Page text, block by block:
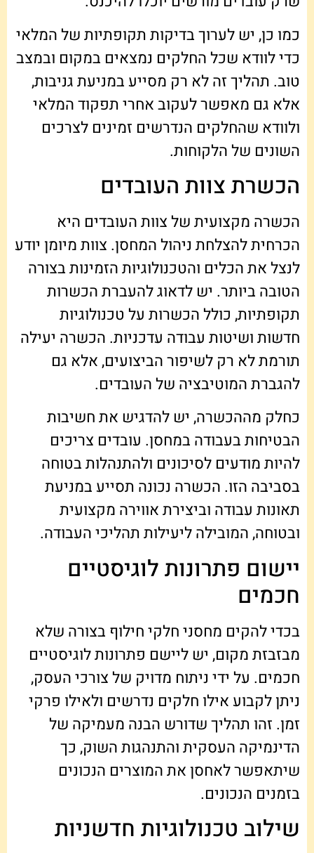
כמו כן, יש לערוך בדיקות תקופתיות של המלאי
כדי לוודא שכל החלקים נמצאים במקום ובמצב
טוב. תהליך זה לא רק מסייע במניעת גניבות,
אלא גם מאפשר לעקוב אחרי תפקוד המלאי
ולוודא שהחלקים הנדרשים זמינים לצרכים
השונים של הלקוחות.
הכשרת צוות העובדים
הכשרה מקצועית של צוות העובדים היא
הכרחית להצלחת ניהול המחסן. צוות מיומן יודע
לנצל את הכלים והטכנולוגיות הזמינות בצורה
הטובה ביותר. יש לדאוג להעברת הכשרות
תקופתיות, כולל הכשרות על טכנולוגיות
חדשות ושיטות עבודה עדכניות. הכשרה יעילה
תורמת לא רק לשיפור הביצועים, אלא גם
להגברת המוטיבציה של העובדים.
כחלק מההכשרה, יש להדגיש את חשיבות
הבטיחות בעבודה במחסן. עובדים צריכים
להיות מודעים לסיכונים ולהתנהלות בטוחה
בסביבה הזו. הכשרה נכונה תסייע במניעת
תאונות עבודה וביצירת אווירה מקצועית
ובטוחה, המובילה ליעילות תהליכי העבודה.
יישום פתרונות לוגיסטיים
חכמים
בכדי להקים מחסני חלקי חילוף בצורה שלא
מבזבזת מקום, יש ליישם פתרונות לוגיסטיים
חכמים. על ידי ניתוח מדויק של צורכי העסק,
ניתן לקבוע אילו חלקים נדרשים ולאילו פרקי
זמן. זהו תהליך שדורש הבנה מעמיקה של
הדינמיקה העסקית והתנהגות השוק, כך
שיתאפשר לאחסן את המוצרים הנכונים
בזמנים הנכונים.
שילוב טכנולוגיות חדשניות